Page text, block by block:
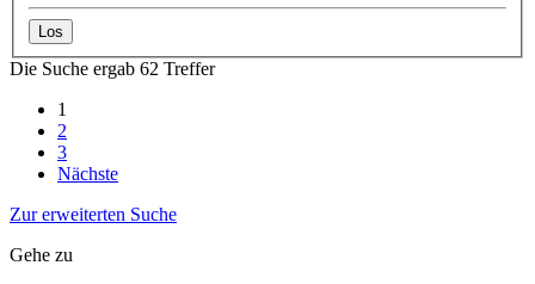
Die Suche ergab 62 Treffer
1
2
3
Nächste
Zur erweiterten Suche
Gehe zu